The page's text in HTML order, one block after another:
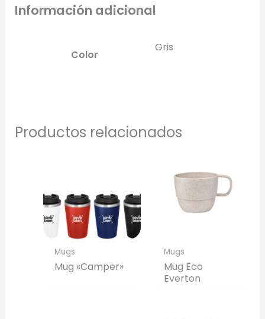
Información adicional
Color
Gris
Productos relacionados
Mugs
Mug «Camper»
Mugs
Mug Eco
Everton